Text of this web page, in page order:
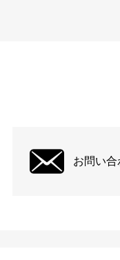
お問い合